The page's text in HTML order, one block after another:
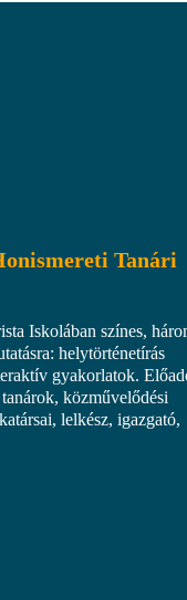
Tanári
Iskolában színes,
helytörténetírás
gyakorlatok.
közművelődési
lelkész, igazgató,